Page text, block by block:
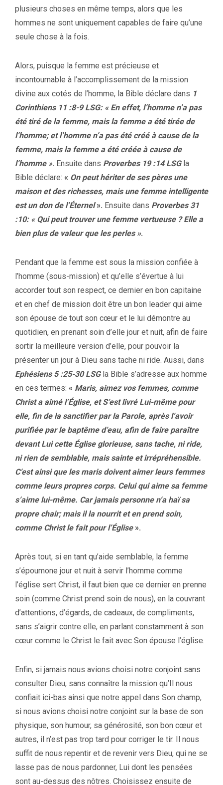
plusieurs choses en même temps, alors que les
hommes ne sont uniquement capables de faire qu’une
seule chose à la fois.
Alors, puisque la femme est précieuse et
incontournable à l’accomplissement de la mission
divine aux cotés de l’homme, la Bible déclare dans 1
Corinthiens 11 :8-9 LSG: « En effet, l’homme n’a pas
été tiré de la femme, mais la femme a été tirée de
l’homme; et l’homme n’a pas été créé à cause de la
femme, mais la femme a été créée à cause de
l’homme ». Ensuite dans Proverbes 19 :14 LSGla
Bible déclare: « On peut hériter de ses pères une
maison et des richesses, mais une femme intelligente
est un don de l’Éternel». Ensuite dans Proverbes 31
:10: « Qui peut trouver une femme vertueuse ? Elle a
bien plus de valeur que les perles ».
Pendant que la femme est sous la mission confiée à
l’homme (sous-mission) et qu’elle s’évertue à lui
accorder tout son respect, ce dernier en bon capitaine
et en chef de mission doit être un bon leader qui aime
son épouse de tout son cœur et le lui démontre au
quotidien, en prenant soin d’elle jour et nuit, afin de faire
sortir la meilleure version d’elle, pour pouvoir la
présenter un jour à Dieu sans tache ni ride. Aussi, dans
Ephésiens 5 :25-30 LSG la Bible s’adresse aux homme
en ces termes: « Maris, aimez vos femmes, comme
Christ a aimé l’Église, et S’est livré Lui-même pour
elle, fin de la sanctifier par la Parole, après l’avoir
purifiée par le baptême d’eau, afin de faire paraître
devant Lui cette Église glorieuse, sans tache, ni ride,
ni rien de semblable, mais sainte et irrépréhensible.
C’est ainsi que les maris doivent aimer leurs femmes
comme leurs propres corps. Celui qui aime sa femme
s’aime lui-même. Car jamais personne n’a haï sa
propre chair; mais il la nourrit et en prend soin,
comme Christ le fait pour l’Église ».
Après tout, si en tant qu’aide semblable, la femme
s’époumone jour et nuit à servir l’homme comme
l’église sert Christ, il faut bien que ce dernier en prenne
soin (comme Christ prend soin de nous), en la couvrant
d’attentions, d’égards, de cadeaux, de compliments,
sans s’aigrir contre elle, en parlant constamment à son
cœur comme le Christ le fait avec Son épouse l’église.
Enfin, si jamais nous avions choisi notre conjoint sans
consulter Dieu, sans connaître la mission qu’Il nous
confiait ici-bas ainsi que notre appel dans Son champ,
si nous avions choisi notre conjoint sur la base de son
physique, son humour, sa générosité, son bon cœur et
autres, il n’est pas trop tard pour corriger le tir. Il nous
suffit de nous repentir et de revenir vers Dieu, qui ne se
lasse pas de nous pardonner, Lui dont les pensées
sont au-dessus des nôtres. Choisissez ensuite de